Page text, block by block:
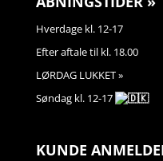
Hverdage kl. 12-17
Efter aftale til kl. 18.00
LØRDAG LUKKET »
Søndag kl. 12-17
KUNDE